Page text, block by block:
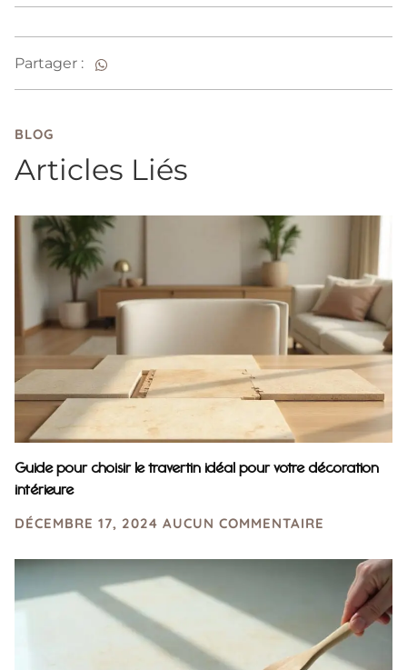
Partager :
BLOG
Articles Liés
Guide pour choisir le travertin idéal pour votre décoration
intérieure
DÉCEMBRE 17, 2024 AUCUN COMMENTAIRE